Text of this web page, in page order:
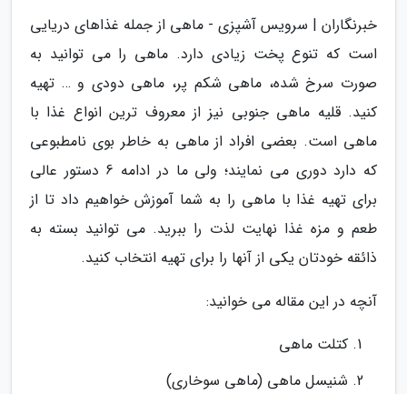
خبرنگاران | سرویس آشپزی - ماهی از جمله غذاهای دریایی
است که تنوع پخت زیادی دارد. ماهی را می توانید به
صورت سرخ شده، ماهی شکم پر، ماهی دودی و … تهیه
کنید. قلیه ماهی جنوبی نیز از معروف ترین انواع غذا با
ماهی است. بعضی افراد از ماهی به خاطر بوی نامطبوعی
که دارد دوری می نمایند؛ ولی ما در ادامه 6 دستور عالی
برای تهیه غذا با ماهی را به شما آموزش خواهیم داد تا از
طعم و مزه غذا نهایت لذت را ببرید. می توانید بسته به
ذائقه خودتان یکی از آنها را برای تهیه انتخاب کنید.
آنچه در این مقاله می خوانید:
کتلت ماهی
شنیسل ماهی (ماهی سوخاری)